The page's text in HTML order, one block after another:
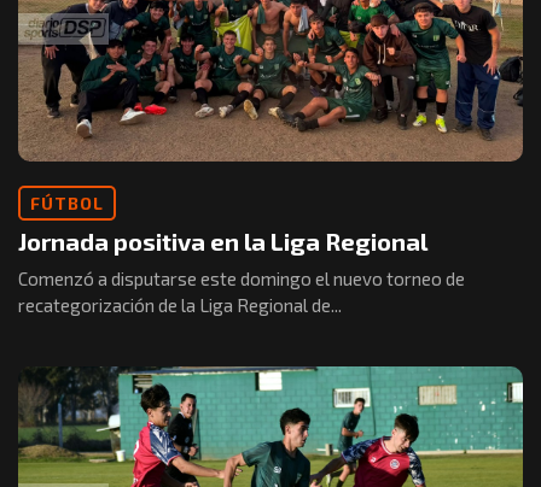
FÚTBOL
Jornada positiva en la Liga Regional
Comenzó a disputarse este domingo el nuevo torneo de
recategorización de la Liga Regional de...